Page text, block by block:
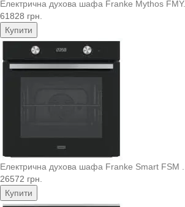
Електрична духова шафа Franke Mythos FMY..
61828 грн.
Купити
Електрична духова шафа Franke Smart FSM ..
26572 грн.
Купити